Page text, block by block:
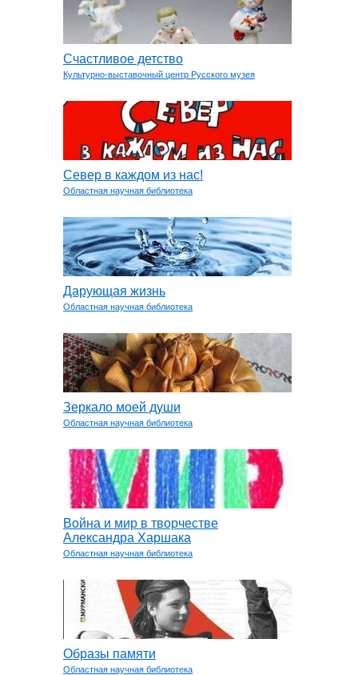
Счастливое детство
Культурно-выставочный центр Русского музея
Север в каждом из нас!
Областная научная библиотека
Дарующая жизнь
Областная научная библиотека
Зеркало моей души
Областная научная библиотека
Война и мир в творчестве
Александра Харшака
Областная научная библиотека
Образы памяти
Областная научная библиотека